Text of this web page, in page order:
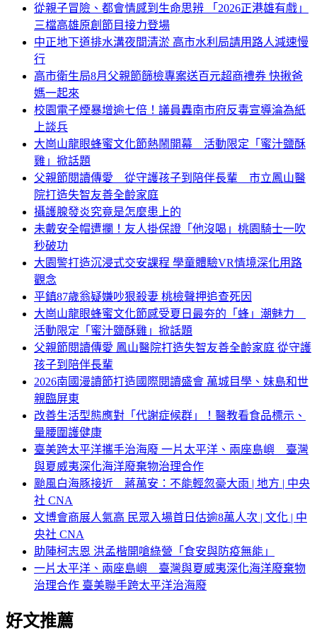
從親子冒險、都會情感到生命思辨 「2026正港雄有戲」
三檔高雄原創節目接力登場
中正地下道排水溝夜間清淤 高市水利局請用路人減速慢
行
高市衛生局8月父親節篩檢專案送百元超商禮券 快揪爸
媽一起來
校園電子煙暴增逾七倍！議員轟南市府反毒宣導淪為紙
上談兵
大崗山龍眼蜂蜜文化節熱鬧開幕 活動限定「蜜汁鹽酥
雞」掀話題
父親節閱讀傳愛 從守護孩子到陪伴長輩 市立鳳山醫
院打造失智友善全齡家庭
攝護腺發炎究竟是怎麼患上的
未戴安全帽遭攔！友人掛保證「他沒喝」桃園騎士一吹
秒破功
大園警打造沉浸式交安課程 學童體驗VR情境深化用路
觀念
平鎮87歲翁疑嫌吵狠殺妻 桃檢聲押追查死因
大崗山龍眼蜂蜜文化節感受夏日最夯的「蜂」潮魅力
活動限定「蜜汁鹽酥雞」掀話題
父親節閱讀傳愛 鳳山醫院打造失智友善全齡家庭 從守護
孩子到陪伴長輩
2026南國漫讀節打造國際閱讀盛會 萬城目學、妹島和世
親臨屏東
改善生活型態應對「代謝症候群」！醫教看食品標示、
量腰圍護健康
臺美跨太平洋攜手治海廢 一片太平洋、兩座島嶼 臺灣
與夏威夷深化海洋廢棄物治理合作
颱風白海豚接近 蔣萬安：不能輕忽豪大雨 | 地方 | 中央
社 CNA
文博會商展人氣高 民眾入場首日估逾8萬人次 | 文化 | 中
央社 CNA
助陣柯志恩 洪孟楷開嗆綠營「食安與防疫無能」
一片太平洋、兩座島嶼 臺灣與夏威夷深化海洋廢棄物
治理合作 臺美聯手跨太平洋治海廢
好文推薦